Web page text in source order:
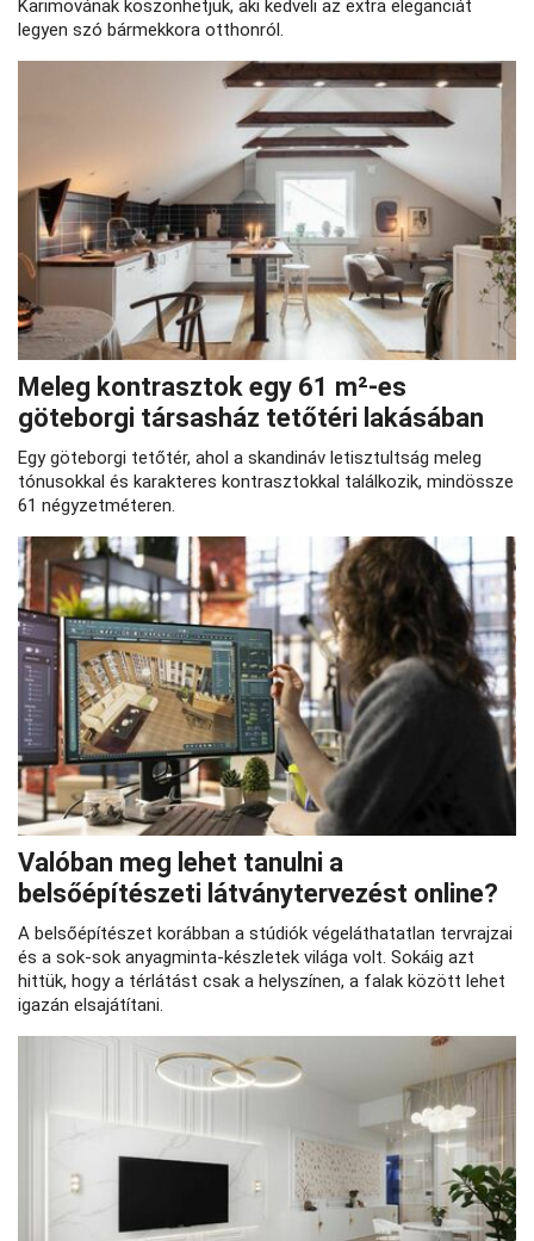
Karimovának köszönhetjük, aki kedveli az extra eleganciát
legyen szó bármekkora otthonról.
Meleg kontrasztok egy 61 m²-es
göteborgi társasház tetőtéri lakásában
Egy göteborgi tetőtér, ahol a skandináv letisztultság meleg
tónusokkal és karakteres kontrasztokkal találkozik, mindössze
61 négyzetméteren.
Valóban meg lehet tanulni a
belsőépítészeti látványtervezést online?
A belsőépítészet korábban a stúdiók végeláthatatlan tervrajzai
és a sok-sok anyagminta-készletek világa volt. Sokáig azt
hittük, hogy a térlátást csak a helyszínen, a falak között lehet
igazán elsajátítani.